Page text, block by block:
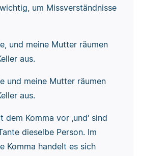
wichtig, um Missverständnisse
und meine Mutter räumen
aus.
und meine Mutter räumen
aus.
Komma vor ‚und‘ sind
dieselbe Person. Im
Komma handelt es sich